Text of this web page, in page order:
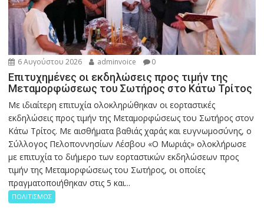
6 Αυγούστου 2026 adminvoice 0
Επιτυχημένες οι εκδηλώσεις προς τιμήν της
Μεταμορφώσεως του Σωτήρος στο Κάτω Τρίτος
Με ιδιαίτερη επιτυχία ολοκληρώθηκαν οι εορταστικές
εκδηλώσεις προς τιμήν της Μεταμορφώσεως του Σωτήρος στον
Κάτω Τρίτος. Με αισθήματα βαθιάς χαράς και ευγνωμοσύνης, ο
Σύλλογος Πελοποννησίων Λέσβου «Ο Μωριάς» ολοκλήρωσε
με επιτυχία το διήμερο των εορταστικών εκδηλώσεων προς
τιμήν της Μεταμορφώσεως του Σωτήρος, οι οποίες
πραγματοποιήθηκαν στις 5 και...
ΠΟΛΙΤΙΣΜΟΣ